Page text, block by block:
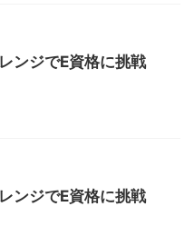
ンジでE資格に挑戦
ンジでE資格に挑戦